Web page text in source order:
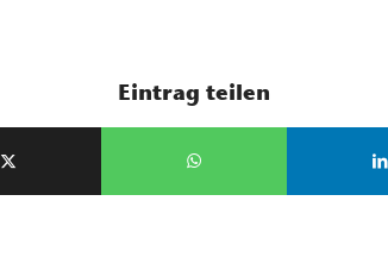
Eintrag teilen